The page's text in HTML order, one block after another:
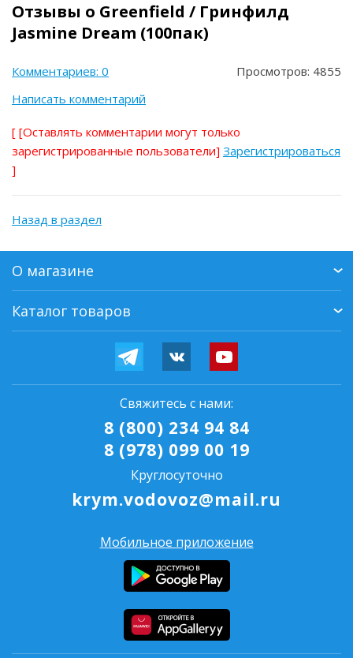
Отзывы о Greenfield / Гринфилд
Jasmine Dream (100пак)
Комментариев: 0
Просмотров: 4855
Написать комментарий
[ [Оставлять комментарии могут только
зарегистрированные пользователи] Зарегистрироваться
]
Назад в раздел
О магазине
Каталог товаров
Свяжитесь с нами:
8 (800) 234 94 84
8 (978) 099 00 19
Круглосуточно
krym.vodovoz@mail.ru
Мобильное приложение